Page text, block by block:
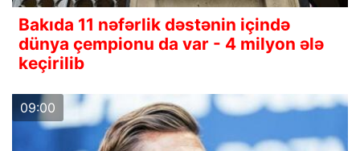
Bakıda 11 nəfərlik dəstənin içində
dünya çempionu da var - 4 milyon ələ
keçirilib
09:00